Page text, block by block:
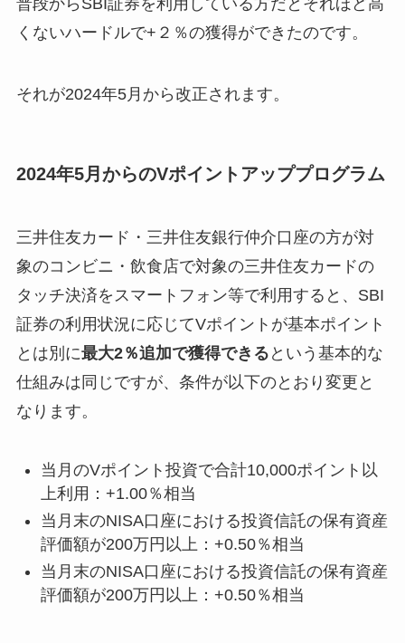
普段からSBI証券を利用している方だとそれほど高
くないハードルで+２％の獲得ができたのです。
それが2024年5月から改正されます。
2024年5月からのVポイントアッププログラム
三井住友カード・三井住友銀行仲介口座の方が対
象のコンビニ・飲食店で対象の三井住友カードの
タッチ決済をスマートフォン等で利用すると、SBI
証券の利用状況に応じてVポイントが基本ポイント
とは別に最大2％追加で獲得できる という基本的な
仕組みは同じですが、条件が以下のとおり変更と
なります。
当月のVポイント投資で合計10,000ポイント以
上利用：+1.00％相当
当月末のNISA口座における投資信託の保有資産
評価額が200万円以上：+0.50％相当
当月末のNISA口座における投資信託の保有資産
評価額が200万円以上：+0.50％相当